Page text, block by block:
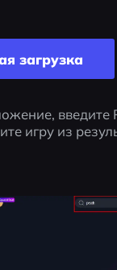
загрузка
введите
игру из